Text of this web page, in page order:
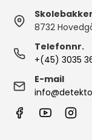
8732
Telefonnr.
+(45) 3035
E-mail